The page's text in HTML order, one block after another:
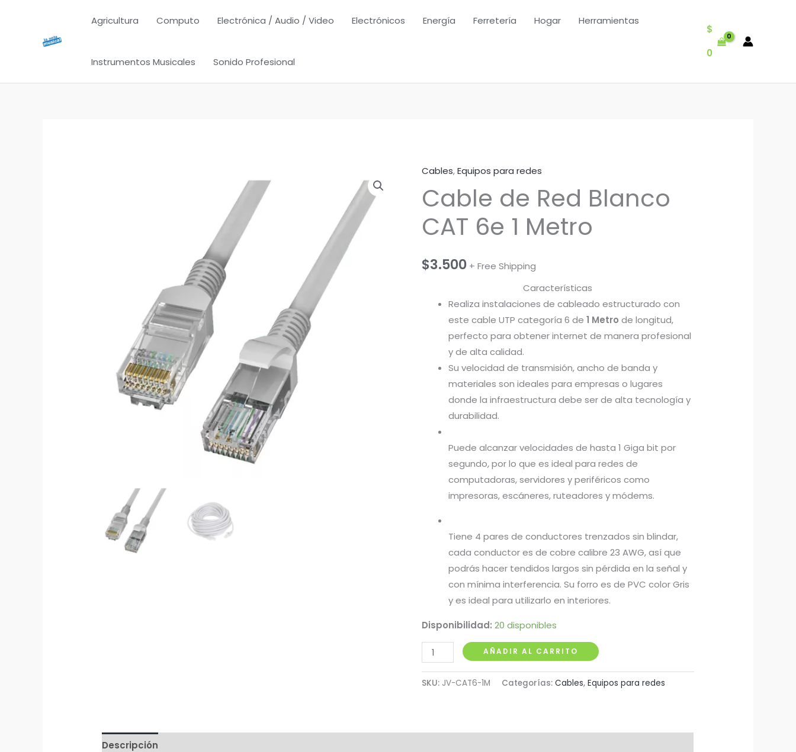
contenido
Agricultura Computo Electrónica / Audio / Video Electrónicos Energía Ferretería Hogar Herramientas
Instrumentos Musicales Sonido Profesional
$
0
Cables,Equipos para redes
Cable de Red Blanco
CAT 6e 1 Metro
$3.500 + Free Shipping
Características
Realiza instalaciones de cableado estructurado con
este cable UTP categoría 6 de 1 Metro de longitud,
perfecto para obtener internet de manera profesional
y de alta calidad.
Su velocidad de transmisión, ancho de banda y
materiales son ideales para empresas o lugares
donde la infraestructura debe ser de alta tecnología y
durabilidad.
Puede alcanzar velocidades de hasta 1 Giga bit por
segundo, por lo que es ideal para redes de
computadoras, servidores y periféricos como
impresoras, escáneres, ruteadores y módems.
Tiene 4 pares de conductores trenzados sin blindar,
cada conductor es de cobre calibre 23 AWG, así que
podrás hacer tendidos largos sin pérdida en la señal y
con mínima interferencia. Su forro es de PVC color Gris
y es ideal para utilizarlo en interiores.
Disponibilidad: 20 disponibles
Cable
de
Red
AÑADIR AL CARRITO
SKU: JV-CAT6-1M Categorías: Cables, Equipos para redes
Descripción